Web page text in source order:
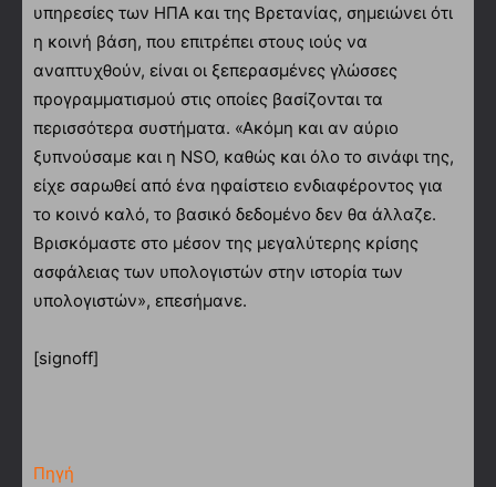
υπηρεσίες των ΗΠΑ και της Βρετανίας, σημειώνει ότι
η κοινή βάση, που επιτρέπει στους ιούς να
αναπτυχθούν, είναι οι ξεπερασμένες γλώσσες
προγραμματισμού στις οποίες βασίζονται τα
περισσότερα συστήματα. «Ακόμη και αν αύριο
ξυπνούσαμε και η NSO, καθώς και όλο το σινάφι της,
είχε σαρωθεί από ένα ηφαίστειο ενδιαφέροντος για
το κοινό καλό, το βασικό δεδομένο δεν θα άλλαζε.
Βρισκόμαστε στο μέσον της μεγαλύτερης κρίσης
ασφάλειας των υπολογιστών στην ιστορία των
υπολογιστών», επεσήμανε.
[signoff]
Πηγή